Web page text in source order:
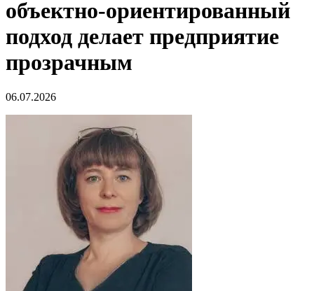
объектно-ориентированный
подход делает предприятие
прозрачным
06.07.2026